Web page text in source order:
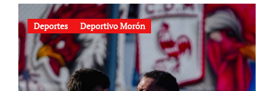
Deportes Deportivo Morón